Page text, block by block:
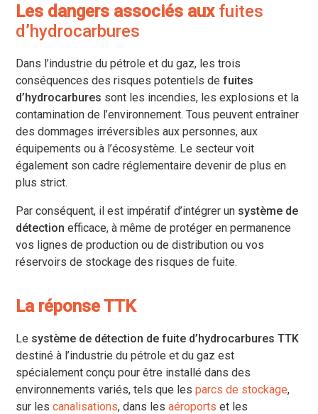
Les dangers associés aux fuites
d’hydrocarbures
Dans l’industrie du pétrole et du gaz, les trois
conséquences des risques potentiels defuites
d’hydrocarbures sont les incendies, les explosions et la
contamination de l’environnement. Tous peuvent entraîner
des dommages irréversibles aux personnes, aux
équipements ou à l’écosystème. Le secteur voit
également son cadre réglementaire devenir de plus en
plus strict.
Par conséquent, il est impératif d’intégrer un système de
détection efficace, à même de protéger en permanence
vos lignes de production ou de distribution ou vos
réservoirs de stockage des risques de fuite.
La réponse TTK
Le système de détection de fuite d’hydrocarbures TTK
destiné à l’industrie du pétrole et du gaz est
spécialement conçu pour être installé dans des
environnements variés, tels que lesparcs de stockage,
sur lescanalisations, dans lesaéroportset les